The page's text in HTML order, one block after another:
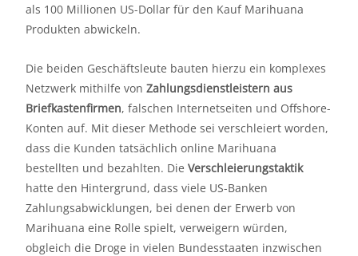
als 100 Millionen US-Dollar für den Kauf Marihuana
Produkten abwickeln.
Die beiden Geschäftsleute bauten hierzu ein komplexes
Netzwerk mithilfe von Zahlungsdienstleistern aus
Briefkastenfirmen, falschen Internetseiten und Offshore-
Konten auf. Mit dieser Methode sei verschleiert worden,
dass die Kunden tatsächlich online Marihuana
bestellten und bezahlten. Die Verschleierungstaktik
hatte den Hintergrund, dass viele US-Banken
Zahlungsabwicklungen, bei denen der Erwerb von
Marihuana eine Rolle spielt, verweigern würden,
obgleich die Droge in vielen Bundesstaaten inzwischen